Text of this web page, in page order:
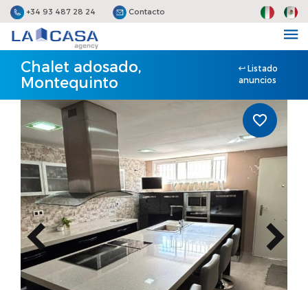
+34 93 487 28 24 Contacto
Chalet adosado,
Montequinto
Listado
anuncios